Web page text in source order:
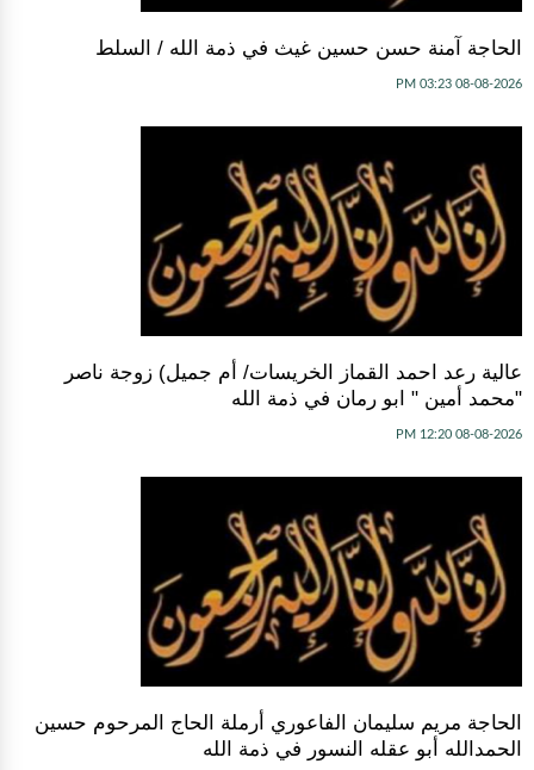
الحاجة آمنة حسن حسين غيث في ذمة الله / السلط
08-08-2026 03:23 PM
عالية رعد احمد القماز الخريسات/ أم جميل) زوجة ناصر
"محمد أمين " ابو رمان في ذمة الله
08-08-2026 12:20 PM
الحاجة مريم سليمان الفاعوري أرملة الحاج المرحوم حسين
الحمدالله أبو عقله النسور في ذمة الله